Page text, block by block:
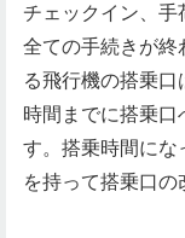
チェックイン、手
全ての手続きが終
る飛行機の搭乗
時間までに搭乗口
す。搭乗時間にな
を持って搭乗口の